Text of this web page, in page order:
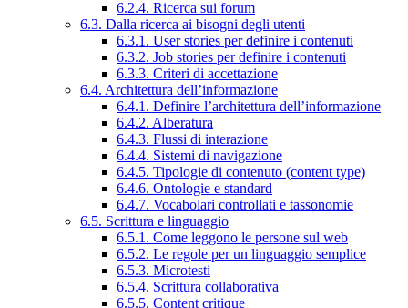
6.2.4. Ricerca sui forum
6.3. Dalla ricerca ai bisogni degli utenti
6.3.1. User stories per definire i contenuti
6.3.2. Job stories per definire i contenuti
6.3.3. Criteri di accettazione
6.4. Architettura dell’informazione
6.4.1. Definire l’architettura dell’informazione
6.4.2. Alberatura
6.4.3. Flussi di interazione
6.4.4. Sistemi di navigazione
6.4.5. Tipologie di contenuto (content type)
6.4.6. Ontologie e standard
6.4.7. Vocabolari controllati e tassonomie
6.5. Scrittura e linguaggio
6.5.1. Come leggono le persone sul web
6.5.2. Le regole per un linguaggio semplice
6.5.3. Microtesti
6.5.4. Scrittura collaborativa
6.5.5. Content critique